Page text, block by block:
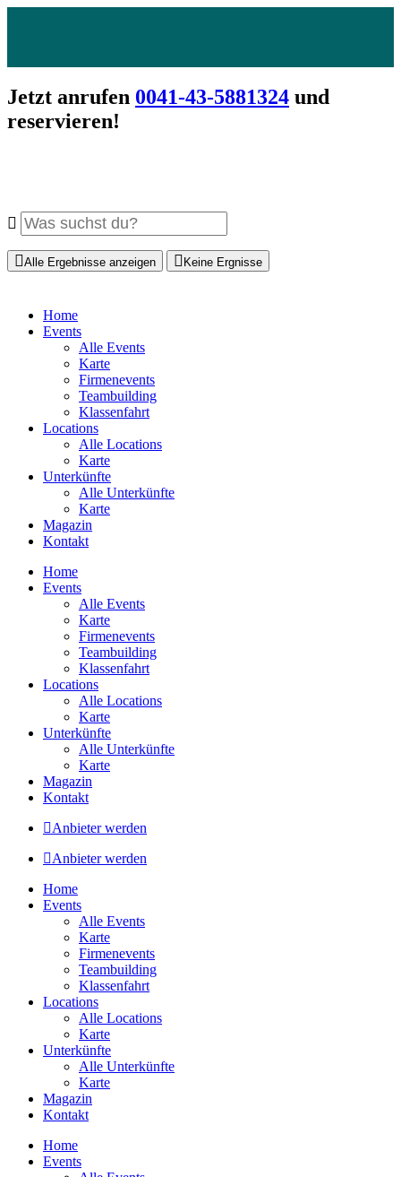
Jetzt anrufen 0041-43-5881324 und
reservieren!
Alle Ergebnisse anzeigen Keine Ergnisse
Home
Events
Alle Events
Karte
Firmenevents
Teambuilding
Klassenfahrt
Locations
Alle Locations
Karte
Unterkünfte
Alle Unterkünfte
Karte
Magazin
Kontakt
Home
Events
Alle Events
Karte
Firmenevents
Teambuilding
Klassenfahrt
Locations
Alle Locations
Karte
Unterkünfte
Alle Unterkünfte
Karte
Magazin
Kontakt
Anbieter werden
Anbieter werden
Home
Events
Alle Events
Karte
Firmenevents
Teambuilding
Klassenfahrt
Locations
Alle Locations
Karte
Unterkünfte
Alle Unterkünfte
Karte
Magazin
Kontakt
Home
Events